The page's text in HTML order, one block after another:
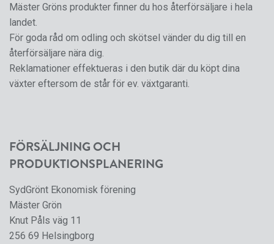
Mäster Gröns produkter finner du hos återförsäljare i hela
landet.
För goda råd om odling och skötsel vänder du dig till en
återförsäljare nära dig.
Reklamationer effektueras i den butik där du köpt dina
växter eftersom de står för ev. växtgaranti.
FÖRSÄLJNING OCH
PRODUKTIONSPLANERING
SydGrönt Ekonomisk förening
Mäster Grön
Knut Påls väg 11
256 69 Helsingborg